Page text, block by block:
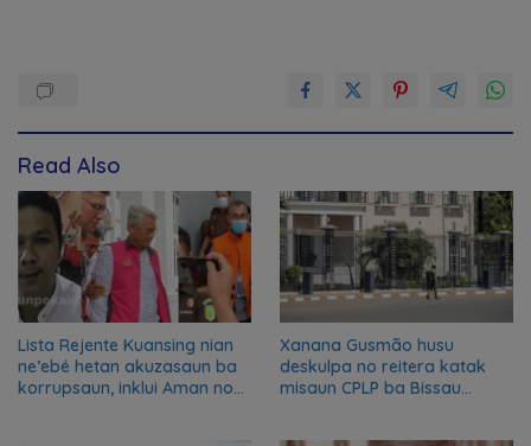
Read Also
Lista Rejente Kuansing nian
ne’ebé hetan akuzasaun ba
korrupsaun, inklui Aman no
Xanana Gusmão husu
deskulpa no reitera katak
misaun CPLP ba Bissau